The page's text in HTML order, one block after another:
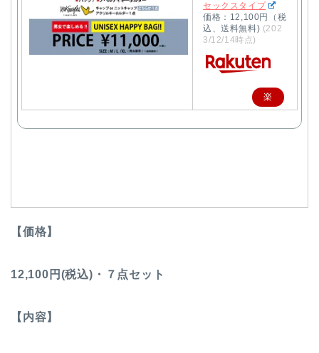
セックスタイプ
価格：12,100円（税
込、送料無料) (202
3/12/14時点)
楽
【価格】
12,100円(税込)・７点セット
【内容】